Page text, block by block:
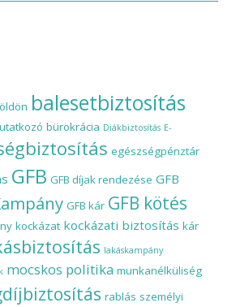
balesetbiztosítás
bürokrácia Diákbiztosítás E-
egészségpénztár
GFB GFB díjak rendezése GFB
GFB kár GFB kötés
kockázat kockázati biztosítás kár
lakáskampány
mocskos politika munkanélküliség
rablás személyi